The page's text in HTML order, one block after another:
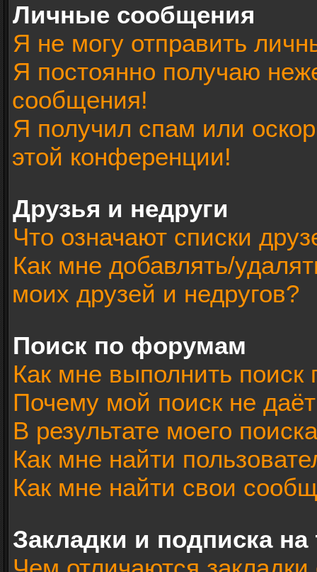
Личные сообщения
Я не могу отправить
Я постоянно получаю
сообщения!
Я получил спам или
этой конференции!
Друзья и недруги
Что означают списки
Как мне добавлять/
моих друзей и недругов?
Поиск по форумам
Как мне выполнить
Почему мой поиск не даёт
В результате моего
Как мне найти
Как мне найти свои
Закладки и подписка